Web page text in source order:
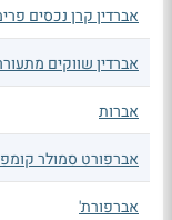
אברדין קרן נכסים
אברדין שווקים
אברות
אברפורט סמולר
אברפורת'